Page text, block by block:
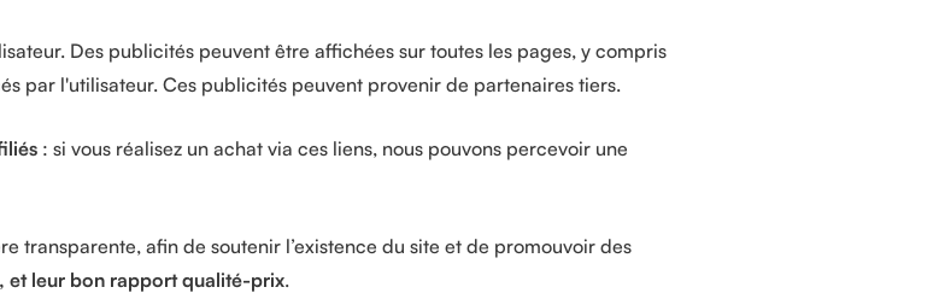
Des publicités peuvent être affichées sur toutes les pages, y compris
par l'utilisateur. Ces publicités peuvent provenir de partenaires tiers.
: si vous réalisez un achat via ces liens, nous pouvons percevoir une
transparente, afin de soutenir l’existence du site et de promouvoir des
et leur bon rapport qualité-prix.